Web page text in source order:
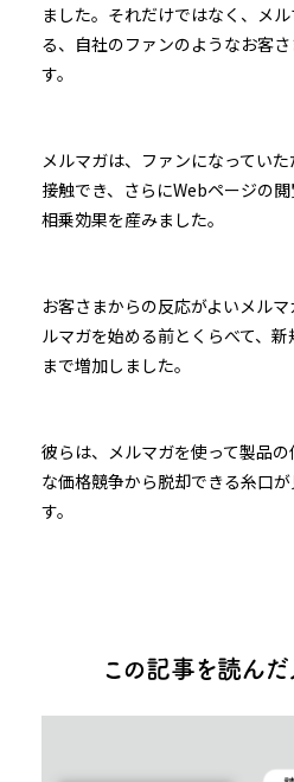
ました。それだけではなく、メ
る、自社のファンのようなお客
す。
メルマガは、ファンになってい
接触でき、さらにWebページの
相乗効果を産みました。
お客さまからの反応がよいメル
ルマガを始める前とくらべて、
まで増加しました。
彼らは、メルマガを使って製品
な価格競争から脱却できる糸口
す。
この記事を読ん